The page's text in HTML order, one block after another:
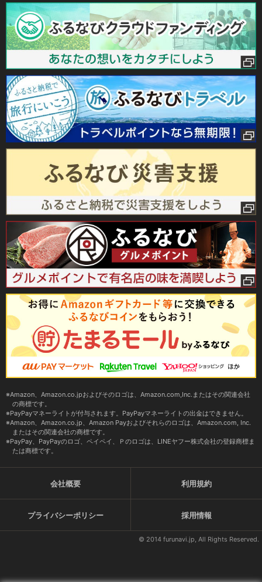
Amazon、Amazon.co.jpおよびそのロゴは、Amazon.com,Inc.またはその関連会社
の商標です。
PayPayマネーライトが付与されます。PayPayマネーライトの出金はできません。
Amazon、Amazon.co.jp、Amazon Payおよびそれらのロゴは、Amazon.com, Inc.
またはその関連会社の商標です。
PayPay、PayPayのロゴ、ペイペイ、Ｐのロゴは、LINEヤフー株式会社の登録商標ま
たは商標です。
会社概要 利用規約
プライバシーポリシー 採用情報
© 2014 furunavi.jp, All Rights Reserved.